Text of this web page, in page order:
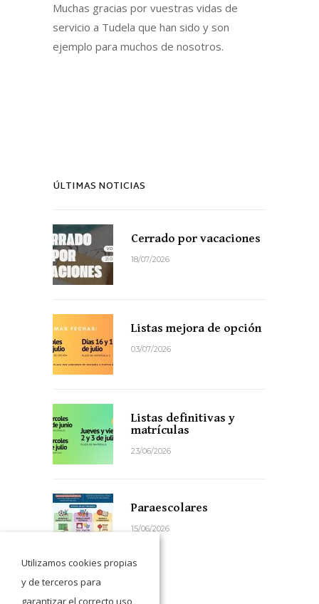
Muchas gracias por vuestras vidas de
servicio a Tudela que han sido y son
ejemplo para muchos de nosotros.
ÚLTIMAS NOTICIAS
Cerrado por vacaciones
18/07/2026
Listas mejora de opción
03/07/2026
Listas definitivas y
matrículas
23/06/2026
Paraescolares
15/06/2026
Utilizamos cookies propias
y de terceros para
garantizar el correcto uso